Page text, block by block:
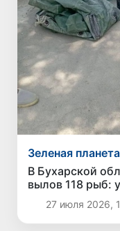
Зеленая планета
В Бухарской
вылов 118 рыб:
сумов27 июля 2026,